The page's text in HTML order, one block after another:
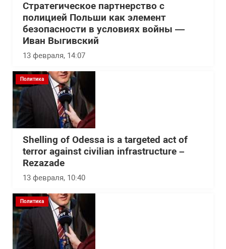
Стратегическое партнерство с
полицией Польши как элемент
безопасности в условиях войны —
Иван Выгивский
13 февраля, 14:07
Политика
Shelling of Odessa is a targeted act of
terror against civilian infrastructure –
Rezazade
13 февраля, 10:40
Политика